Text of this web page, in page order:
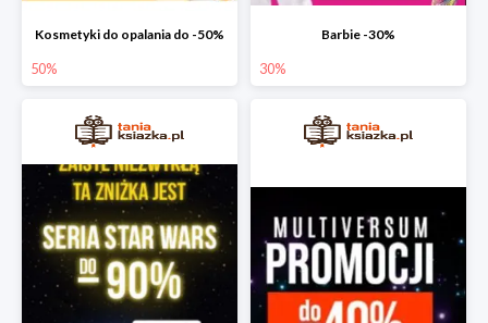
Kosmetyki do opalania do -50%
50%
Barbie -30%
30%